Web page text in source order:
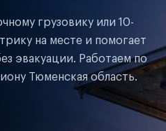
грузовику или 10-
на месте и помогает
эвакуации. Работаем по
Тюменская область.